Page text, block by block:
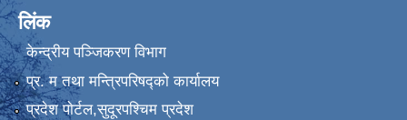
लिंक
केन्द्रीय पञ्जिकरण विभाग
प्र. म तथा मन्त्रिपरिषद्को कार्यालय
प्रदेश पाेर्टल,सुदूरपश्चिम प्रदेश